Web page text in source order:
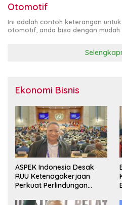
Otomotif
Ini adalah contoh keterangan
otomotif, anda bisa dengan mudah
Ekonomi Bisnis
ASPEK Indonesia Desak
RUU Ketenagakerjaan
Perkuat Perlindungan